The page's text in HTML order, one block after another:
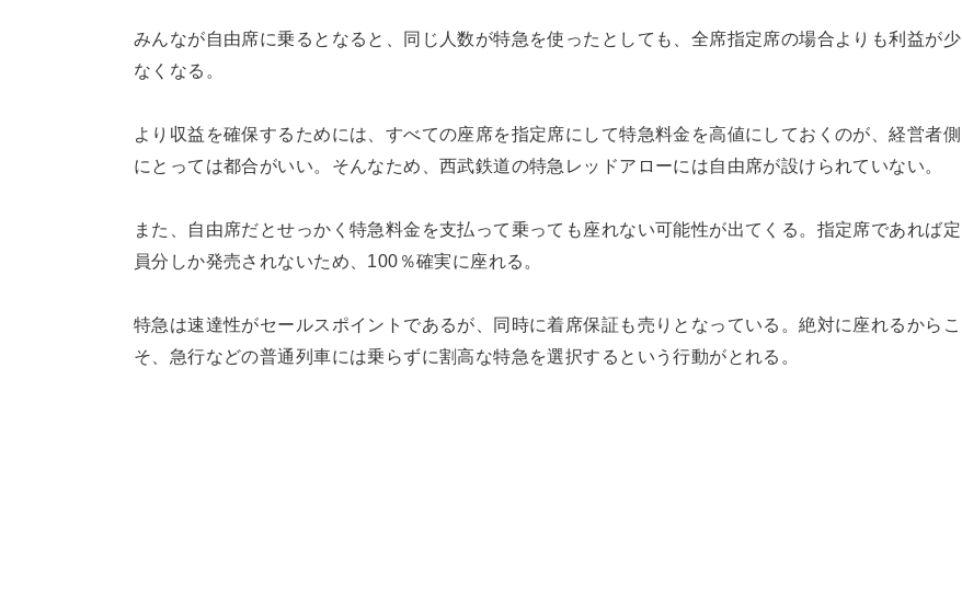
みんなが自由席に乗るとなると、同じ人数が特急を使ったとしても、全席指定席の場合よりも利益が少
なくなる。
より収益を確保するためには、すべての座席を指定席にして特急料金を高値にしておくのが、経営者側
にとっては都合がいい。そんなため、西武鉄道の特急レッドアローには自由席が設けられていない。
また、自由席だとせっかく特急料金を支払って乗っても座れない可能性が出てくる。指定席であれば定
員分しか発売されないため、100％確実に座れる。
特急は速達性がセールスポイントであるが、同時に着席保証も売りとなっている。絶対に座れるからこ
そ、急行などの普通列車には乗らずに割高な特急を選択するという行動がとれる。